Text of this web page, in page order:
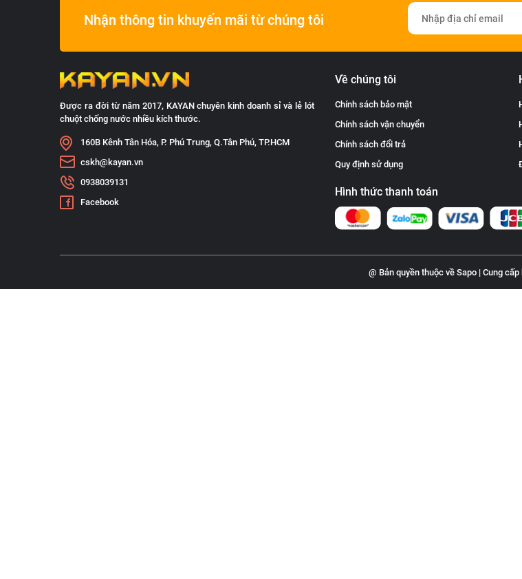
Nhận thông tin khuyến mãi từ chúng tôi
Được ra đời từ năm 2017, KAYAN chuyên kinh doanh sỉ và lẻ lót
chuột chống nước nhiều kích thước.
160B Kênh Tân Hóa, P. Phú Trung, Q.Tân Phú, TP.HCM
cskh@kayan.vn
0938039131
Facebook
Về chúng tôi
Chính sách bảo mật
Chính sách vận chuyển
Chính sách đổi trả
Quy định sử dụng
Hình thức thanh toán
@ Bản quyền thuộc về Sapo | Cung cấp